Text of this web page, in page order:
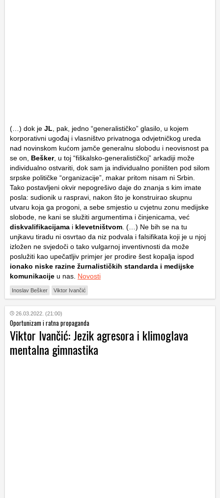
(…) dok je JL , pak, jedno “generalističko” glasilo, u kojem
korporativni ugođaj i vlasništvo privatnoga odvjetničkog ureda
nad novinskom kućom jamče generalnu slobodu i neovisnost pa
se on, Bešker, u toj “fiškalsko-generalističkoj” arkadiji može
individualno ostvariti, dok sam ja individualno poništen pod silom
srpske političke “organizacije”, makar pritom nisam ni Srbin.
Tako postavljeni okvir nepogrešivo daje do znanja s kim imate
posla: sudionik u raspravi, nakon što je konstruirao skupnu
utvaru koja ga progoni, a sebe smjestio u cvjetnu zonu medijske
slobode, ne kani se služiti argumentima i činjenicama, već
diskvalifikacijama i klevetništvom . (…) Ne bih se na tu
unjkavu tiradu ni osvrtao da niz podvala i falsifikata koji je u njoj
izložen ne svjedoči o tako vulgarnoj inventivnosti da može
poslužiti kao upečatljiv primjer jer prodire šest kopalja ispod
ionako niske razine žurnalističkih standarda i medijske
komunikacije u nas. Novosti
Inoslav Bešker Viktor Ivančić
26.03.2022. (21:00)
Oportunizam i ratna propaganda
Viktor Ivančić: Jezik agresora i klimoglava
mentalna gimnastika